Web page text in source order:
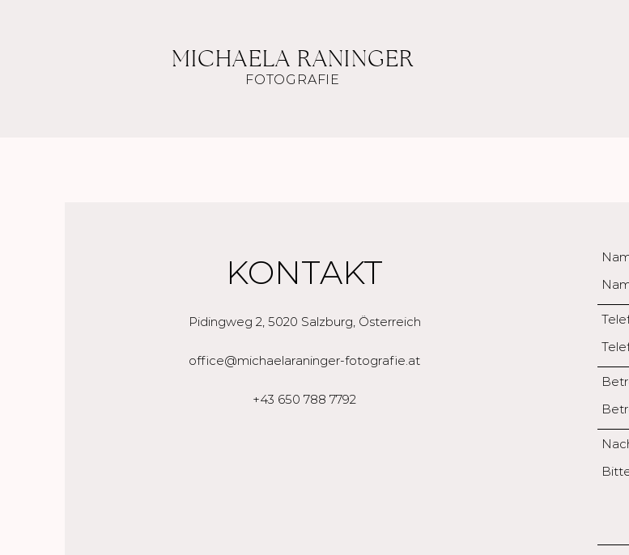
MICHAELA RANINGER
FOTOGRAFIE
KONTAKT
Pidingweg 2, 5020 Salzburg, Österreich
office@michaelaraninger-fotografie.at
+43 650 788 7792